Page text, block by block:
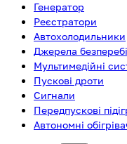
Генератор
Реєстратори
Автохолодильники
Джерела
Мультимедійні
Пускові дроти
Сигнали
Передпускові
Автономні